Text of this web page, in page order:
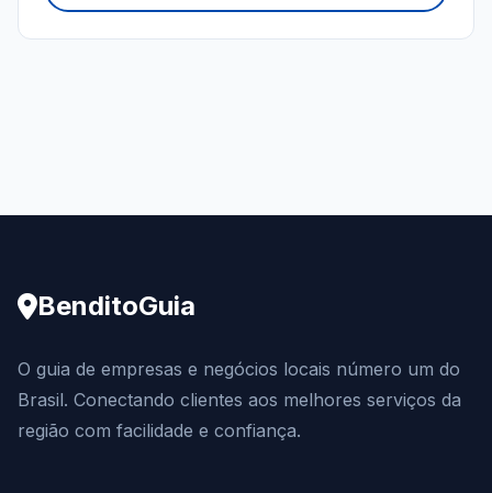
BenditoGuia
O guia de empresas e negócios locais número um do
Brasil. Conectando clientes aos melhores serviços da
região com facilidade e confiança.